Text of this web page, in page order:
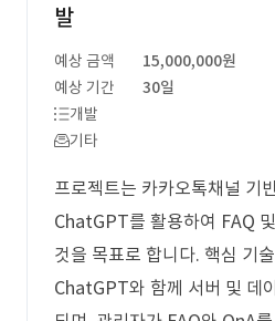
발
예상 금액
15,000,000원
예상 기간
30일
개발
기타
프로젝트는 카카오톡채널 기
ChatGPT를 활용하여 FAQ
것을 목표로 합니다. 핵심 기
ChatGPT와 함께 서버 및 데